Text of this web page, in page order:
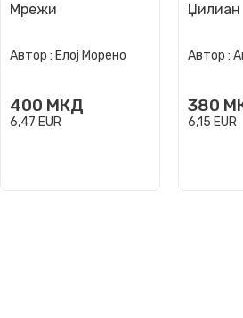
Мрежи
Автор : Елој Морено
400 МКД
6,47 EUR
Џилиан
Автор :
380
6,15 EUR